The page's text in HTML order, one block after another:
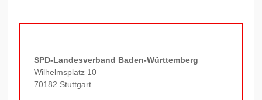
SPD-Landesverband Baden-Württemberg
Wilhelmsplatz 10
70182 Stuttgart